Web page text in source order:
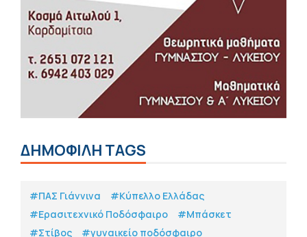
ΔΗΜΟΦΙΛΗ TAGS
#ΠΑΣ Γιάννινα
#Κύπελλο Ελλάδας
#Eρασιτεχνικό Ποδόσφαιρο
#Μπάσκετ
#Στίβος
#γυναικείο ποδόσφαιρο